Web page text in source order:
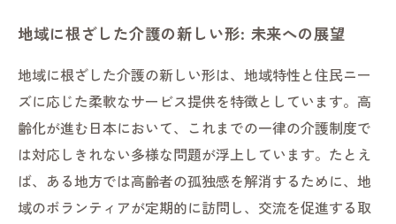
地域に根ざした介護の新しい形: 未来への展望
地域に根ざした介護の新しい形は、地域特性と住民ニー
ズに応じた柔軟なサービス提供を特徴としています。高
齢化が進む日本において、これまでの一律の介護制度で
は対応しきれない多様な問題が浮上しています。たとえ
ば、ある地方では高齢者の孤独感を解消するために、地
域のボランティアが定期的に訪問し、交流を促進する取